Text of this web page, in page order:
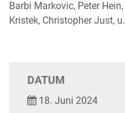
Barbi Markovic, Peter
Kristek, Christopher Just,
DATUM
18. Juni 2024